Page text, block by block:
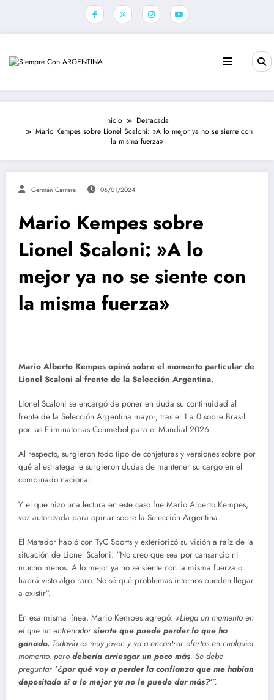
Inicio
Destacada
Mario Kempes sobre Lionel Scaloni: »A lo mejor ya no se siente con
la misma fuerza»
Germán Carrara 06/01/2024
Mario Kempes sobre
Lionel Scaloni: »A lo
mejor ya no se siente con
la misma fuerza»
Mario Alberto Kempes opinó sobre el momento particular de
Lionel Scaloni al frente de la Selección Argentina.
Lionel Scaloni se encargó de poner en duda su continuidad al
frente de la Selección Argentina mayor, tras el 1 a 0 sobre Brasil
por las Eliminatorias Conmebol para el Mundial 2026.
Al respecto, surgieron todo tipo de conjeturas y versiones sobre por
qué al estratega le surgieron dudas de mantener su cargo en el
combinado nacional.
Y el que hizo una lectura en este caso fue Mario Alberto Kempes,
voz autorizada para opinar sobre la Selección Argentina.
El Matador habló con TyC Sports y exteriorizó su visión a raíz de la
situación de Lionel Scaloni: “No creo que sea por cansancio ni
mucho menos. A lo mejor ya no se siente con la misma fuerza o
habrá visto algo raro. No sé qué problemas internos pueden llegar
a existir”.
En esa misma línea, Mario Kempes agregó: »Llega un momento en
el que un entrenador siente que puede perder lo que ha
ganado. Todavía es muy joven y va a encontrar ofertas en cualquier
momento, pero debería arriesgar un poco más. Se debe
preguntar ´¿por qué voy a perder la confianza que me habían
depositado si a lo mejor ya no le puedo dar más?’”.